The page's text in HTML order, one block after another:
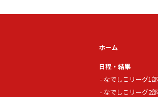
ホーム
日程・結果
なでしこリーグ1部
なでしこリーグ2部